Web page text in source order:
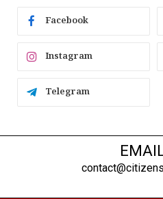
Facebook
Instagram
Telegram